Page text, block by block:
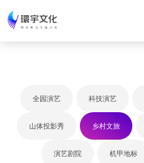
全园演艺 科技演艺
山体投影秀 乡村文旅
演艺剧院 机甲地标